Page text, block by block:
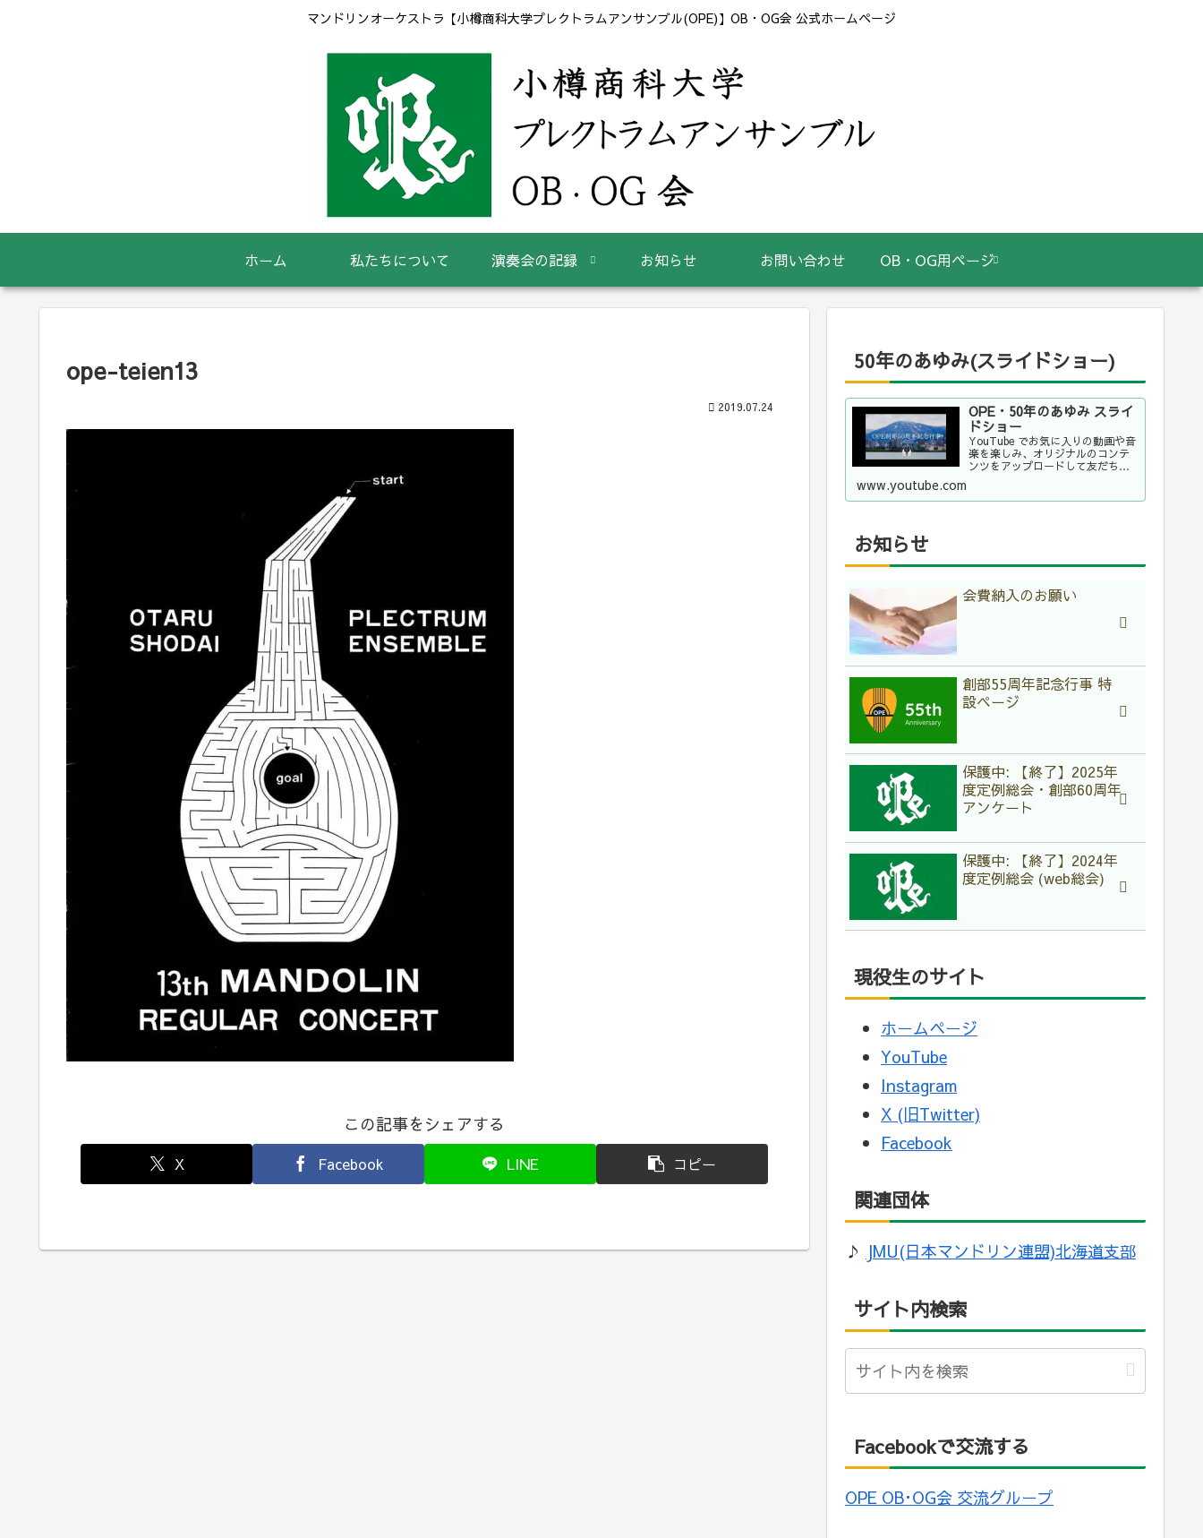
マンドリンオーケストラ【小樽商科大学プレクトラムアンサンブル(OPE)】OB・OG会 公式ホームページ
ホーム 私たちについて 演奏会の記録 お知らせ お問い合わせ OB・OG用ページ
ope-teien13
2019.07.24
この記事をシェアする
X Facebook LINE コピー
50年のあゆみ(スライドショー)
OPE・50年のあゆみ スライ
ドショー
YouTube でお気に入りの動画や音
楽を楽しみ、オリジナルのコンテ
ンツをアップロードして友だちや
www.youtube.com
お知らせ
会費納入のお願い
創部55周年記念行事 特
設ページ
保護中: 【終了】2025年
度定例総会・創部60周年
アンケート
保護中: 【終了】2024年
度定例総会 (web総会)
現役生のサイト
ホームページ
YouTube
Instagram
X (旧Twitter)
Facebook
関連団体
♪ JMU(日本マンドリン連盟)北海道支部
サイト内検索
Facebookで交流する
OPE OB･OG会 交流グループ